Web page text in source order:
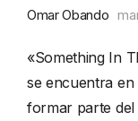
Omar Obando
«Something In
se encuentra
formar parte